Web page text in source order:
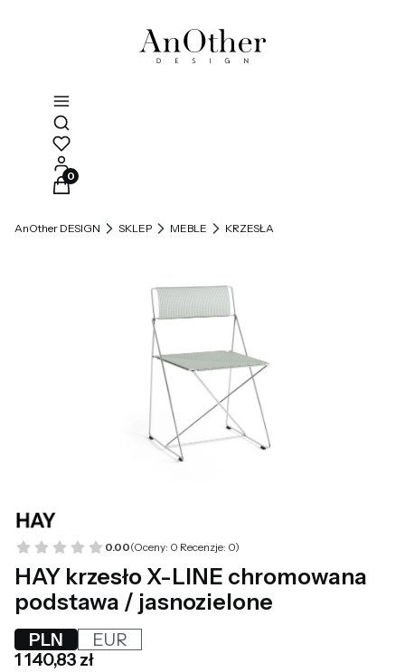
Otwórz wyszukiwarkę
Produkty w koszyku: 0. Zobacz szczegóły
AnOther DESIGN SKLEP MEBLE KRZESŁA
0.00(Oceny: 0 Recenzje: 0)
HAY krzesło X-LINE chromowana
podstawa / jasnozielone
PLN
EUR
Cena
1 140,83 zł